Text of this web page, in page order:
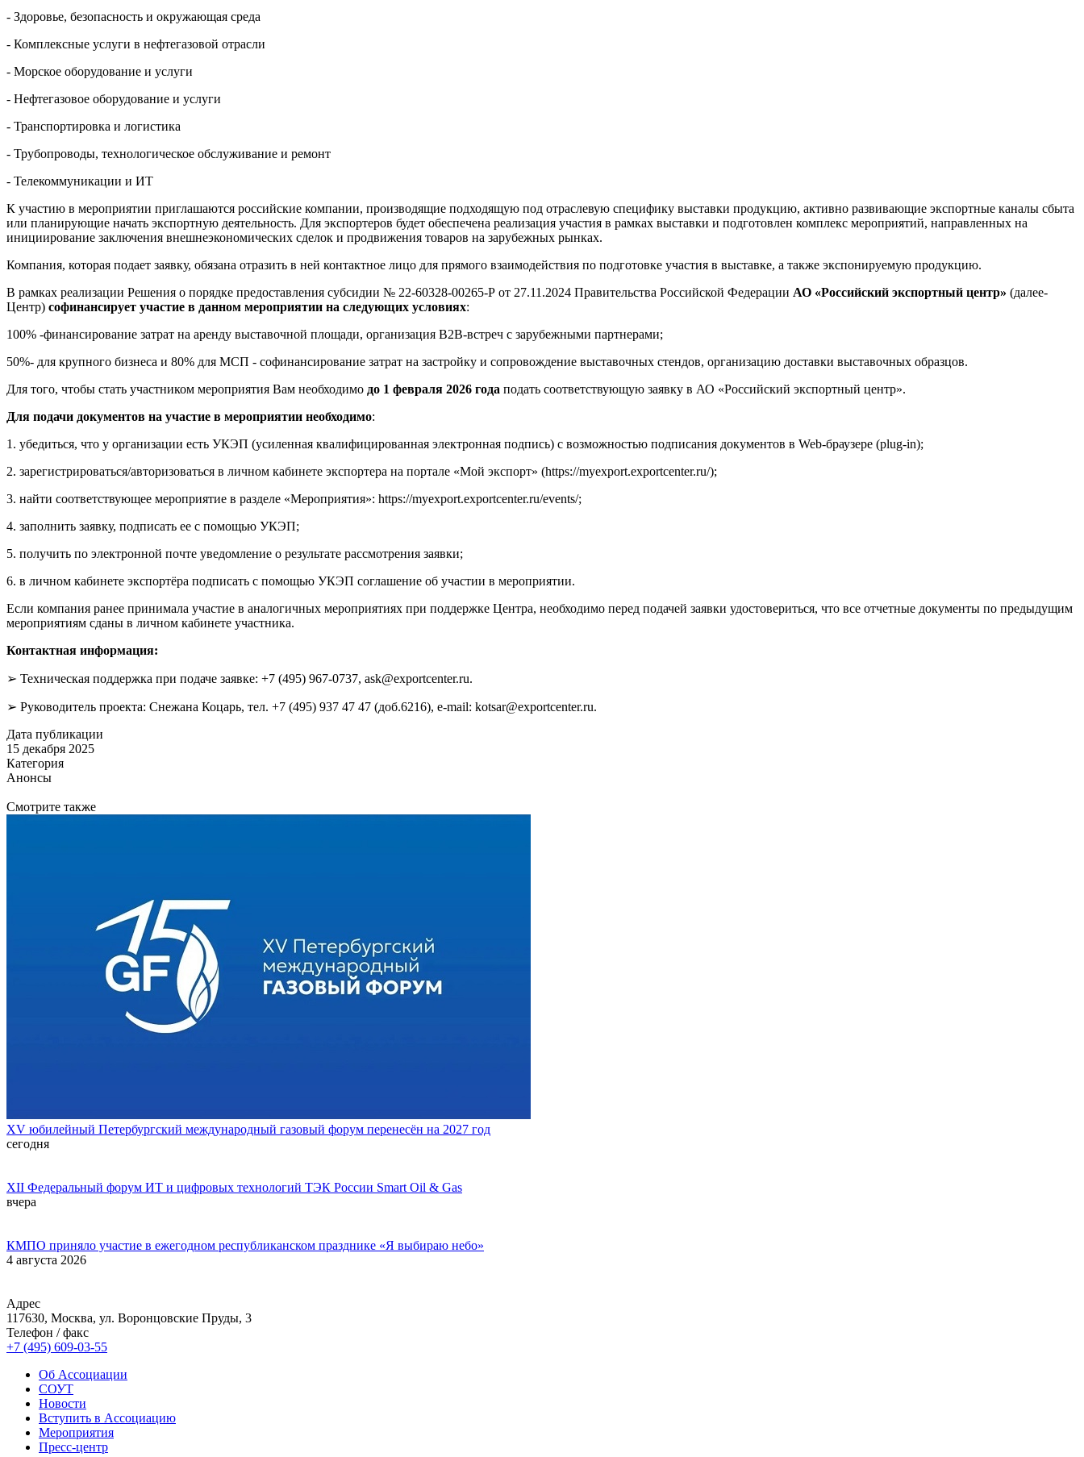
- Здоровье, безопасность и окружающая среда
- Комплексные услуги в нефтегазовой отрасли
- Морское оборудование и услуги
- Нефтегазовое оборудование и услуги
- Транспортировка и логистика
- Трубопроводы, технологическое обслуживание и ремонт
- Телекоммуникации и ИТ
К участию в мероприятии приглашаются российские компании, производящие подходящую под отраслевую специфику выставки продукцию, активно развивающие экспортные каналы сбыта
или планирующие начать экспортную деятельность. Для экспортеров будет обеспечена реализация участия в рамках выставки и подготовлен комплекс мероприятий, направленных на
инициирование заключения внешнеэкономических сделок и продвижения товаров на зарубежных рынках.
Компания, которая подает заявку, обязана отразить в ней контактное лицо для прямого взаимодействия по подготовке участия в выставке, а также экспонируемую продукцию.
В рамках реализации Решения о порядке предоставления субсидии № 22-60328-00265-Р от 27.11.2024 Правительства Российской Федерации АО «Российский экспортный центр» (далее-
Центр) софинансирует участие в данном мероприятии на следующих условиях:
100% -финансирование затрат на аренду выставочной площади, организация B2B-встреч с зарубежными партнерами;
50%- для крупного бизнеса и 80% для МСП - софинансирование затрат на застройку и сопровождение выставочных стендов, организацию доставки выставочных образцов.
Для того, чтобы стать участником мероприятия Вам необходимо до 1 февраля 2026 года подать соответствующую заявку в АО «Российский экспортный центр».
Для подачи документов на участие в мероприятии необходимо:
1. убедиться, что у организации есть УКЭП (усиленная квалифицированная электронная подпись) с возможностью подписания документов в Web-браузере (plug-in);
2. зарегистрироваться/авторизоваться в личном кабинете экспортера на портале «Мой экспорт» (https://myexport.exportcenter.ru/);
3. найти соответствующее мероприятие в разделе «Мероприятия»: https://myexport.exportcenter.ru/events/;
4. заполнить заявку, подписать ее с помощью УКЭП;
5. получить по электронной почте уведомление о результате рассмотрения заявки;
6. в личном кабинете экспортёра подписать с помощью УКЭП соглашение об участии в мероприятии.
Если компания ранее принимала участие в аналогичных мероприятиях при поддержке Центра, необходимо перед подачей заявки удостовериться, что все отчетные документы по предыдущим
мероприятиям сданы в личном кабинете участника.
Контактная информация:
➢ Техническая поддержка при подаче заявке: +7 (495) 967-0737, ask@exportcenter.ru.
➢ Руководитель проекта: Снежана Коцарь, тел. +7 (495) 937 47 47 (доб.6216), e-mail: kotsar@exportcenter.ru.
Дата публикации
15 декабря 2025
Категория
Анонсы
Смотрите также
XV юбилейный Петербургский международный газовый форум перенесён на 2027 год
сегодня
XII Федеральный форум ИТ и цифровых технологий ТЭК России Smart Oil & Gas
вчера
КМПО приняло участие в ежегодном республиканском празднике «Я выбираю небо»
4 августа 2026
Адрес
117630, Москва, ул. Воронцовские Пруды, 3
Телефон / факс
+7 (495) 609-03-55
Об Ассоциации
СОУТ
Новости
Вступить в Ассоциацию
Мероприятия
Пресс-центр